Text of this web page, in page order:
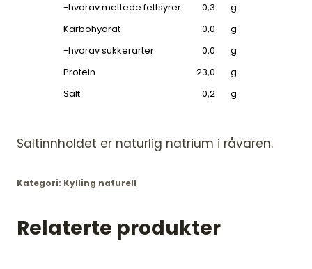
-hvorav mettede fettsyrer
0,3
g
Karbohydrat
0,0
g
-hvorav sukkerarter
0,0
g
Protein
23,0
g
Salt
0,2 g
Saltinnholdet er naturlig natrium i råvaren.
Kategori: Kylling naturell
Relaterte produkter